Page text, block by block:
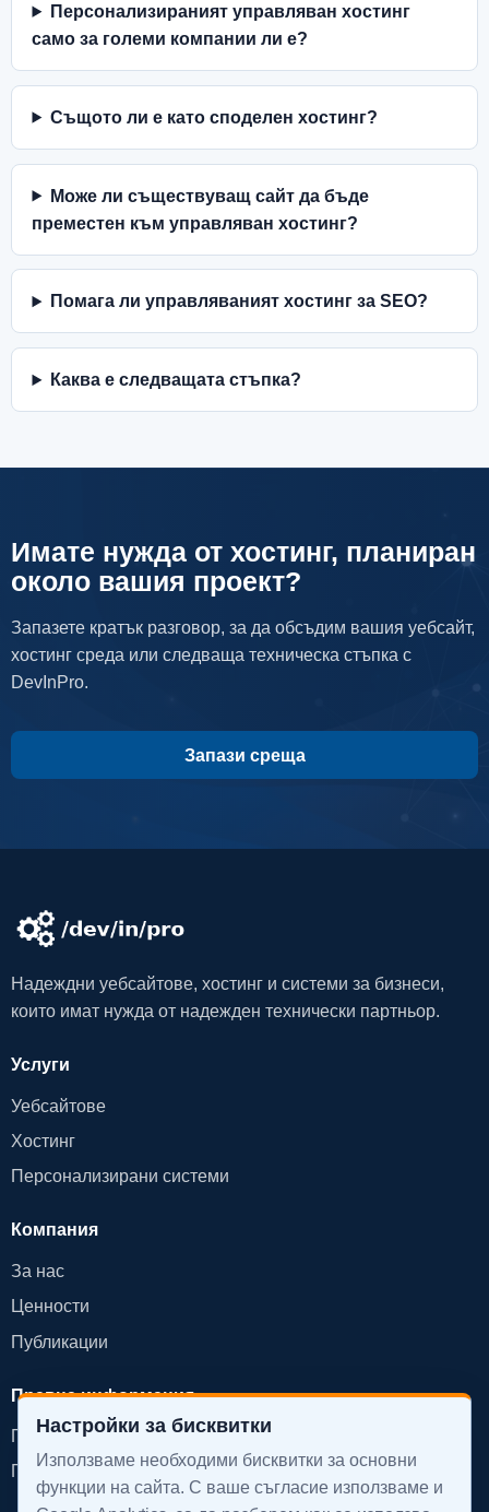
Персонализираният управляван хостинг
само за големи компании ли е?
Същото ли е като споделен хостинг?
Може ли съществуващ сайт да бъде
преместен към управляван хостинг?
Помага ли управляваният хостинг за SEO?
Каква е следващата стъпка?
Имате нужда от хостинг, планиран
около вашия проект?
Запазете кратък разговор, за да обсъдим вашия уебсайт,
хостинг среда или следваща техническа стъпка с
DevInPro.
Запази среща
Надеждни уебсайтове, хостинг и системи за бизнеси,
които имат нужда от надежден технически партньор.
Услуги
Уебсайтове
Хостинг
Персонализирани системи
Компания
За нас
Ценности
Публикации
Правна информация
Политика за поверителност
Политика за бисквитки
Настройки за бисквитки
Използваме необходими бисквитки за основни
функции на сайта. С ваше съгласие използваме и